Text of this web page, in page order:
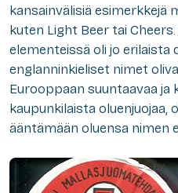
kansainvälisiä esimerkkejä
kuten Light Beer tai
elementeissä oli jo erilaista
englanninkieliset nimet
Eurooppaan suuntaavaa
kaupunkilaista oluenjuojaa,
ääntämään oluensa nimen